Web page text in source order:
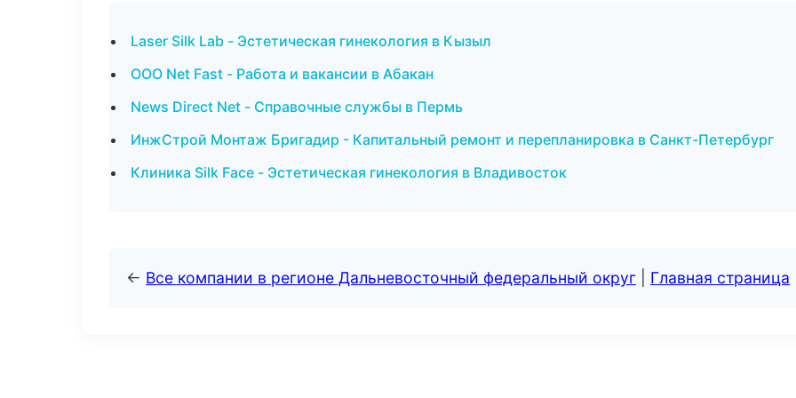
Laser Silk Lab - Эстетическая гинекология в Кызыл
ООО Net Fast - Работа и вакансии в Абакан
News Direct Net - Справочные службы в Пермь
ИнжСтрой Монтаж Бригадир - Капитальный ремонт и перепланировка в Санкт-Петербург
Клиника Silk Face - Эстетическая гинекология в Владивосток
← Все компании в регионе Дальневосточный федеральный округ Главная страница